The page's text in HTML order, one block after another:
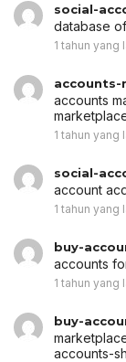
social-
database
1 tahun yang
accounts-
accounts
1 tahun yang
social-
account
1 tahun yang
buy-
accounts
1 tahun yang
buy-
accounts-